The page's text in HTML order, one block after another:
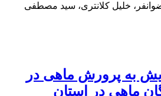
خلیل کلانتری، سید مصطفی
به پرورش ماهی در
ماهی در استان